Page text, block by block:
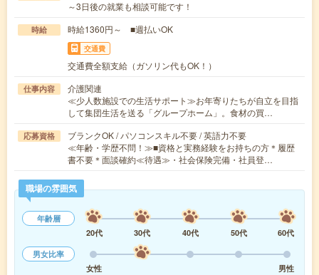
～3日後の就業も相談可能です！
時給 時給1360円～ ■週払いOK
交通費
交通費全額支給（ガソリン代もOK！）
仕事内容
介護関連
≪少人数施設での生活サポート≫お年寄りたちが自立を目指
して集団生活を送る「グループホーム」。食材の買…
応募資格
ブランクOK / パソコンスキル不要 / 英語力不要
≪年齢・学歴不問！≫■資格と実務経験をお持ちの方＊履歴
書不要＊面談確約≪待遇≫・社会保険完備・社員登…
職場の雰囲気
年齢層
20代
30代 40代 50代
60代
男女比率
女性
男性